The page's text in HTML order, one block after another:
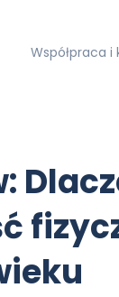
Współpraca i